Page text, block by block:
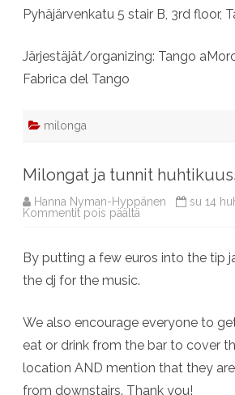
Pyhäjärvenkatu 5 stair B, 3rd floor,
Järjestäjät/organizing: Tango
Fabrica del Tango
milonga
Milongat ja tunnit
Hanna Nyman-Hyppänen
su 14
Kommentit pois päältä
huhtikuussa
By putting a few euros into the tip
the dj for the music.
We also encourage everyone to
eat or drink from the bar to cover
location AND mention that they
from downstairs. Thank you!